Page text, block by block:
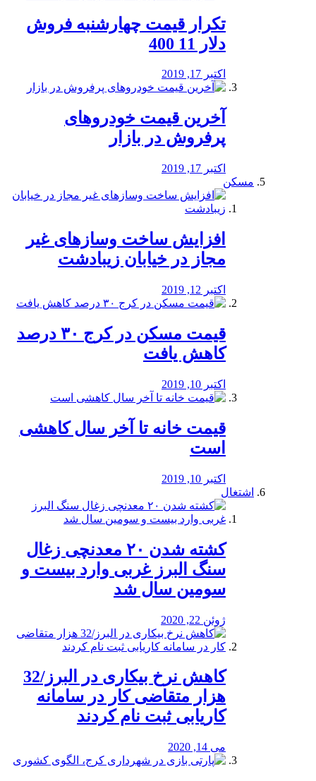
تکرار قیمت چهارشنبه فروش
دلار 11 400
اکتبر 17, 2019
آخرین قیمت خودرو‌های
پرفروش در بازار
اکتبر 17, 2019
مسکن
افزایش ساخت وسازهای غیر
مجاز در خیابان زیبادشت
اکتبر 12, 2019
️قیمت مسکن در کرج ۳۰ درصد
کاهش یافت
اکتبر 10, 2019
قیمت خانه تا آخر سال کاهشی
است
اکتبر 10, 2019
اشتغال
کشته شدن ۲۰ معدنچی زغال
سنگ البرز غربی وارد بیست و
سومین سال شد
ژوئن 22, 2020
کاهش نرخ بیکاری در البرز/32
هزار متقاضی کار در سامانه
کاریابی ثبت نام کردند
می 14, 2020